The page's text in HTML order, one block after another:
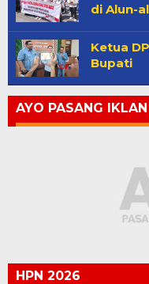
di Alun-
Ketua
Bupati
AYO PASANG
HPN 2026